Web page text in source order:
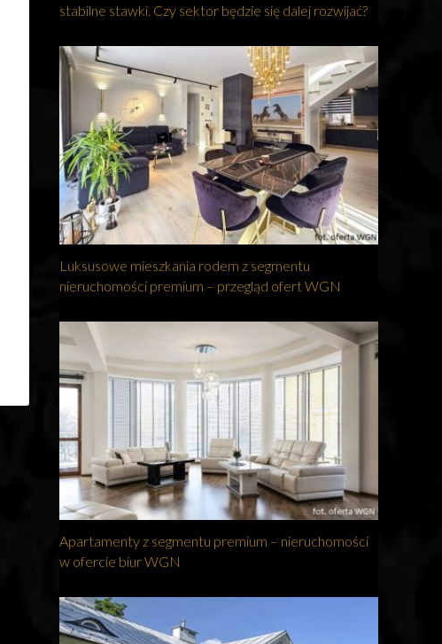
stabilne stawki. Czy sektor będzie się dalej rozwijać?
Luksusowe mieszkania rodem z segmentu
nieruchomości premium – przegląd ofert WGN
Apartamenty z segmentu premium – nieruchomości
w ofercie biur WGN